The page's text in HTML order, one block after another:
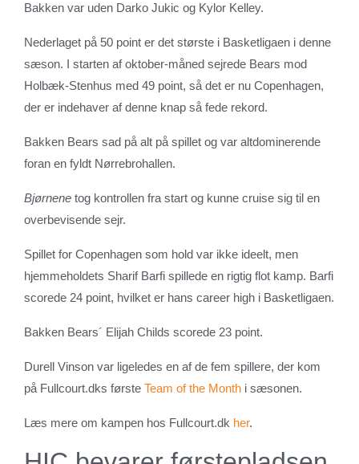
Bakken var uden Darko Jukic og Kylor Kelley.
Nederlaget på 50 point er det største i Basketligaen i denne
sæson. I starten af oktober-måned sejrede Bears mod
Holbæk-Stenhus med 49 point, så det er nu Copenhagen,
der er indehaver af denne knap så fede rekord.
Bakken Bears sad på alt på spillet og var altdominerende
foran en fyldt Nørrebrohallen.
Bjørnene tog kontrollen fra start og kunne cruise sig til en
overbevisende sejr.
Spillet for Copenhagen som hold var ikke ideelt, men
hjemmeholdets Sharif Barfi spillede en rigtig flot kamp. Barfi
scorede 24 point, hvilket er hans career high i Basketligaen.
Bakken Bears´ Elijah Childs scorede 23 point.
Durell Vinson var ligeledes en af de fem spillere, der kom
på Fullcourt.dks første Team of the Month i sæsonen.
Læs mere om kampen hos Fullcourt.dk her.